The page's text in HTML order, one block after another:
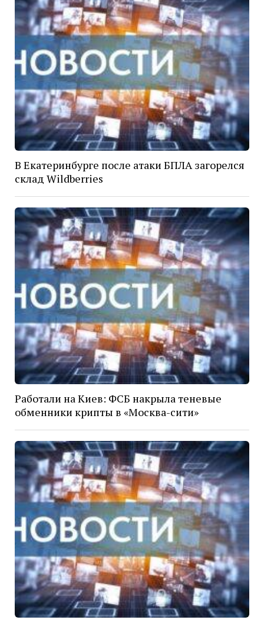
В Екатеринбурге после атаки БПЛА загорелся
склад Wildberries
Работали на Киев: ФСБ накрыла теневые
обменники крипты в «Москва-сити»